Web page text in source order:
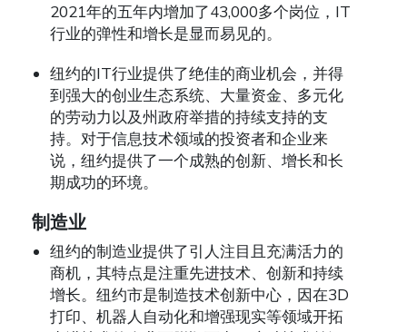
2021年的五年内增加了43,000多个岗位，IT
行业的弹性和增长是显而易见的。
纽约的IT行业提供了绝佳的商业机会，并得
到强大的创业生态系统、大量资金、多元化
的劳动力以及州政府举措的持续支持的支
持。对于信息技术领域的投资者和企业来
说，纽约提供了一个成熟的创新、增长和长
期成功的环境。
制造业
纽约的制造业提供了引人注目且充满活力的
商机，其特点是注重先进技术、创新和持续
增长。纽约市是制造技术创新中心，因在3D
打印、机器人自动化和增强现实等领域开拓